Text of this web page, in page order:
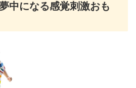
中になる感覚刺激おも